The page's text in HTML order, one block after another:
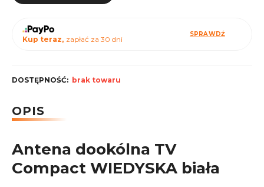
Kup teraz, zapłać za 30 dni
SPRAWDŹ
DOSTĘPNOŚĆ: brak towaru
OPIS
Antena dookólna TV
Compact WIEDYSKA biała